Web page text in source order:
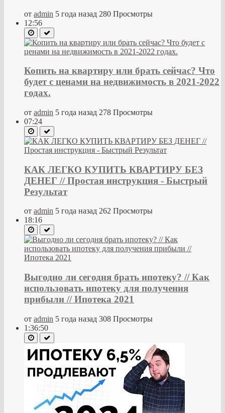
от admin 5 года назад 280 Просмотры
12:56
Копить на квартиру или брать сейчас? Что
будет с ценами на недвижимость в 2021-2022
годах.
от admin 5 года назад 278 Просмотры
07:24
КАК ЛЕГКО КУПИТЬ КВАРТИРУ БЕЗ
ДЕНЕГ // Простая инструкция - Быстрый
Результат
от admin 5 года назад 262 Просмотры
18:16
Выгодно ли сегодня брать ипотеку? // Как
использовать ипотеку для получения
прибыли // Ипотека 2021
от admin 5 года назад 308 Просмотры
1:36:50